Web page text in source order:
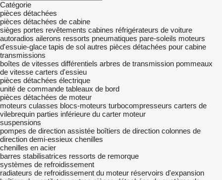
Catégorie
pièces détachées
pièces détachées de cabine
sièges portes revêtements cabines réfrigérateurs de voiture
autoradios ailerons ressorts pneumatiques pare-soleils moteurs
d'essuie-glace tapis de sol autres pièces détachées pour cabine
transmissions
boîtes de vitesses différentiels arbres de transmission pommeaux
de vitesse carters d'essieu
pièces détachées électrique
unité de commande tableaux de bord
pièces détachées de moteur
moteurs culasses blocs-moteurs turbocompresseurs carters de
vilebrequin parties inférieure du carter moteur
suspensions
pompes de direction assistée boîtiers de direction colonnes de
direction demi-essieux chenilles
chenilles en acier
barres stabilisatrices ressorts de remorque
systèmes de refroidissement
radiateurs de refroidissement du moteur réservoirs d'expansion